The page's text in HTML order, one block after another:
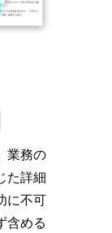
業務の
た詳細
に不可
含める